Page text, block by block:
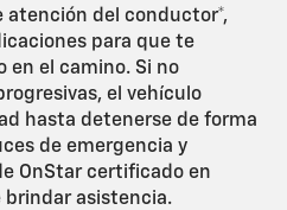
atención del conductor*,
para que te
en el camino. Si no
el vehículo
hasta detenerse de forma
de emergencia y
OnStar certificado en
brindar asistencia.